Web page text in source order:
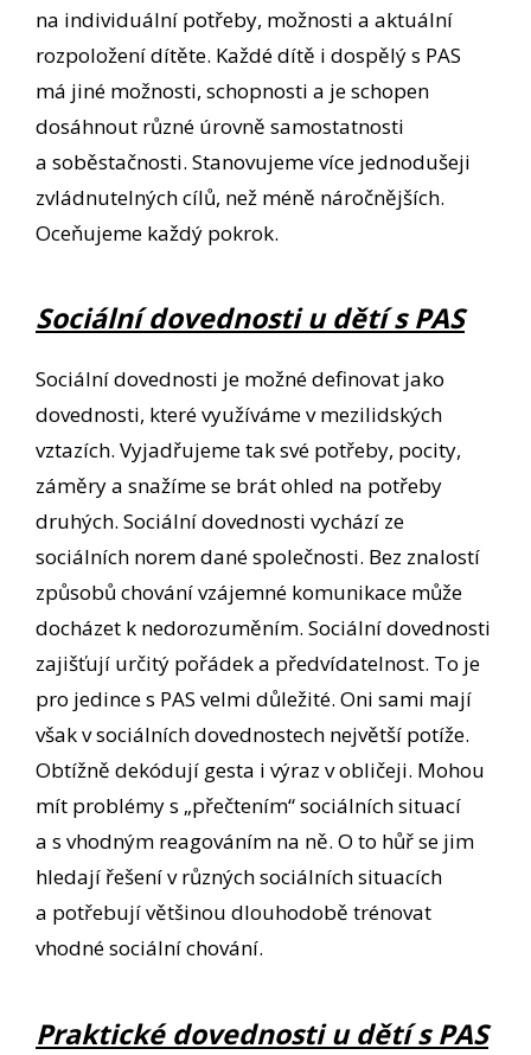
na individuální potřeby, možnosti a aktuální
rozpoložení dítěte. Každé dítě i dospělý s PAS
má jiné možnosti, schopnosti a je schopen
dosáhnout různé úrovně samostatnosti
a soběstačnosti. Stanovujeme více jednodušeji
zvládnutelných cílů, než méně náročnějších.
Oceňujeme každý pokrok.
Sociální dovednosti u dětí s PAS
Sociální dovednosti je možné definovat jako
dovednosti, které využíváme v mezilidských
vztazích. Vyjadřujeme tak své potřeby, pocity,
záměry a snažíme se brát ohled na potřeby
druhých. Sociální dovednosti vychází ze
sociálních norem dané společnosti. Bez znalostí
způsobů chování vzájemné komunikace může
docházet k nedorozuměním. Sociální dovednosti
zajišťují určitý pořádek a předvídatelnost. To je
pro jedince s PAS velmi důležité. Oni sami mají
však v sociálních dovednostech největší potíže.
Obtížně dekódují gesta i výraz v obličeji. Mohou
mít problémy s „přečtením“ sociálních situací
a s vhodným reagováním na ně. O to hůř se jim
hledají řešení v různých sociálních situacích
a potřebují většinou dlouhodobě trénovat
vhodné sociální chování.
Praktické dovednosti u dětí s PAS